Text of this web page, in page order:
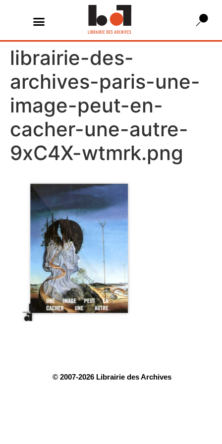
librairie-des-
archives-paris-une-
image-peut-en-
cacher-une-autre-
9xC4X-wtmrk.png
© 2007-2026 Librairie des Archives